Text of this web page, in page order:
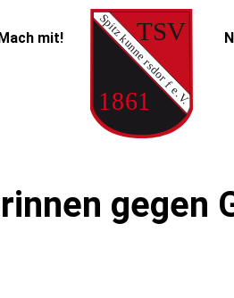
mit!
gegen